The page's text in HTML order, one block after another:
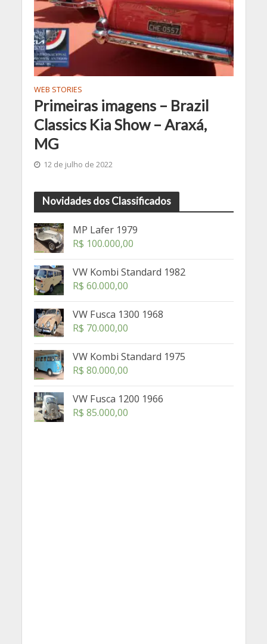
WEB STORIES
Primeiras imagens – Brazil
Classics Kia Show – Araxá,
MG
12 de julho de 2022
Novidades dos Classificados
MP Lafer 1979
R$ 100.000,00
VW Kombi Standard 1982
R$ 60.000,00
VW Fusca 1300 1968
R$ 70.000,00
VW Kombi Standard 1975
R$ 80.000,00
VW Fusca 1200 1966
R$ 85.000,00